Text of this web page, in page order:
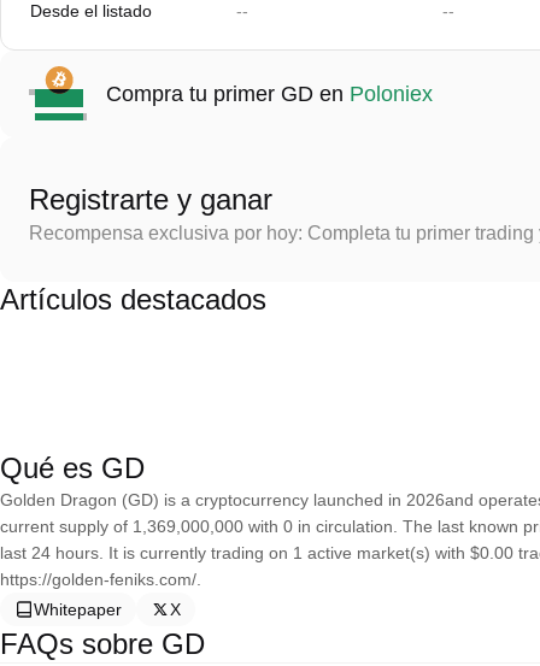
Desde el listado -- --
Compra tu primer GD en Poloniex
Registrarte y ganar
Recompensa exclusiva por hoy: Completa tu primer
Artículos destacados
Qué es GD
Golden Dragon (GD) is a cryptocurrency launched in 2026and
current supply of 1,369,000,000 with 0 in circulation. The last known
last 24 hours. It is currently trading on 1 active market(s) with $0.00
https://golden-feniks.com/.
Whitepaper
X
FAQs sobre GD